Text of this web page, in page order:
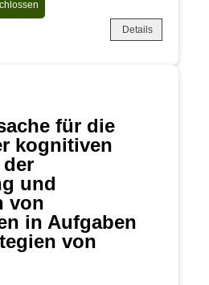
Details
für die
kognitiven
und
von
in Aufgaben
von